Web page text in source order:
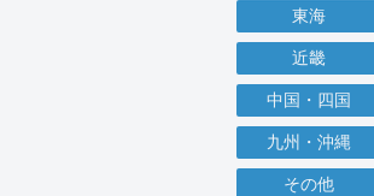
東海
近畿
中国・四国
九州・沖縄
その他